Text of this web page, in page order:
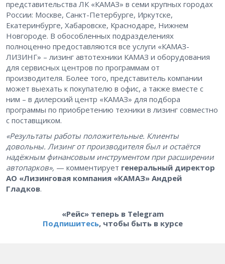
представительства ЛК «КАМАЗ» в семи крупных городах
России: Москве, Санкт-Петербурге, Иркутске,
Екатеринбурге, Хабаровске, Краснодаре, Нижнем
Новгороде. В обособленных подразделениях
полноценно предоставляются все услуги «КАМАЗ-
ЛИЗИНГ» – лизинг автотехники КАМАЗ и оборудования
для сервисных центров по программам от
производителя. Более того, представитель компании
может выехать к покупателю в офис, а также вместе с
ним – в дилерский центр «КАМАЗ» для подбора
программы по приобретению техники в лизинг совместно
с поставщиком.
«Результаты работы положительные. Клиенты
довольны. Лизинг от производителя был и остаётся
надёжным финансовым инструментом при расширении
автопарков», — комментирует генеральный директор
АО «Лизинговая компания «КАМАЗ» Андрей
Гладков.
«Рейс» теперь в Telegram
Подпишитесь, чтобы быть в курсе